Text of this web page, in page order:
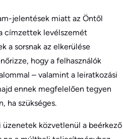
jelentések miatt az Öntől
címzettek levélszemét
a sorsnak az elkerülése
hogy a felhasználók
– valamint a leiratkozási
ennek megfelelően tegyen
ha szükséges.
üzenetek közvetlenül a beérkező